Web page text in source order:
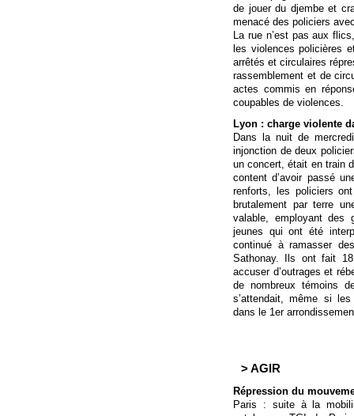
de jouer du djembe et
menacé des policiers
La rue n’est pas aux
les violences policières
arrêtés et circulaires
rassemblement et de
actes commis en
coupables de violences.
Lyon : charge violente
Dans la nuit de
injonction de deux
un concert, était en train
content d’avoir passé
renforts, les policiers
brutalement par terre
valable, employant des
jeunes qui ont été
continué à ramasser
Sathonay. Ils ont fait
accuser d’outrages et
de nombreux témoins
s’attendait, même si
dans le 1er
> AGIR
Répression du
Paris : suite à la